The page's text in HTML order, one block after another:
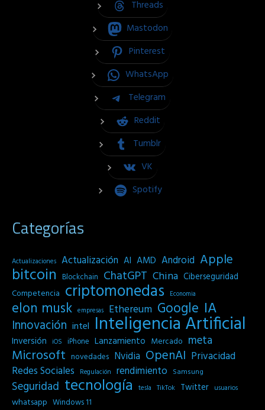
Threads
Mastodon
Pinterest
WhatsApp
Telegram
Reddit
Tumblr
VK
Spotify
Categorías
Actualizaciones Actualización AI AMD Android Apple
bitcoin Blockchain ChatGPT China Ciberseguridad
Competencia criptomonedas Economia
elon musk empresas Ethereum Google IA
Innovación intel Inteligencia Artificial
Inversión iOS iPhone Lanzamiento Mercado meta
Microsoft novedades Nvidia OpenAI Privacidad
Redes Sociales
Regulación rendimiento Samsung
Seguridad tecnología tesla TikTok Twitter usuarios
whatsapp Windows 11